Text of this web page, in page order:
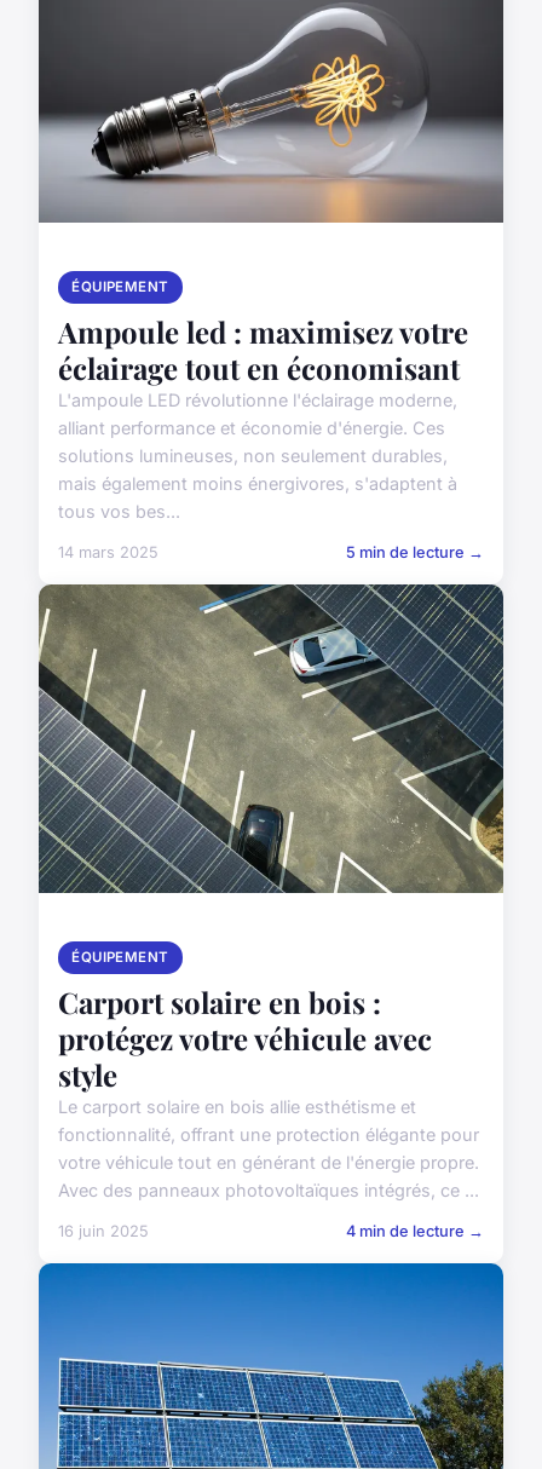
ÉQUIPEMENT
Ampoule led : maximisez votre
éclairage tout en économisant
L'ampoule LED révolutionne l'éclairage moderne,
alliant performance et économie d'énergie. Ces
solutions lumineuses, non seulement durables,
mais également moins énergivores, s'adaptent à
tous vos bes...
14 mars 2025 5 min de lecture →
ÉQUIPEMENT
Carport solaire en bois :
protégez votre véhicule avec
style
Le carport solaire en bois allie esthétisme et
fonctionnalité, offrant une protection élégante pour
votre véhicule tout en générant de l'énergie propre.
Avec des panneaux photovoltaïques intégrés, ce ...
16 juin 2025 4 min de lecture →